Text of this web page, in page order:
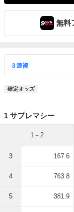
無料
確定オッズ
1 サプレマシー
1－2
3 167.6
4 763.8
5 381.9